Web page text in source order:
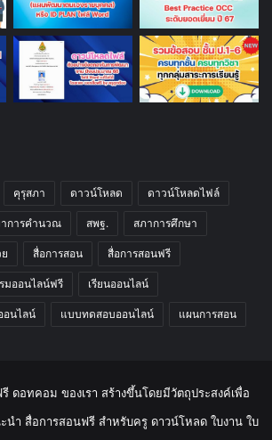
คุรุสภา ดาวน์โหลด ดาวน์โหลดไฟล์
การคำนวณ สพฐ. สภาการศึกษา
สื่อการสอน สื่อการสอนฟรี
มออนไลน์ฟรี เรียนออนไลน์
อนไลน์ แบบทดสอบออนไลน์ แผนการสอน
ดอทคอม ของเรา สร้างขึ้นโดยมีวัตถุประสงค์เพื่อ
นำ สื่อการสอนฟรี สำหรับครู ดาวน์โหลด ใบงาน ใบ